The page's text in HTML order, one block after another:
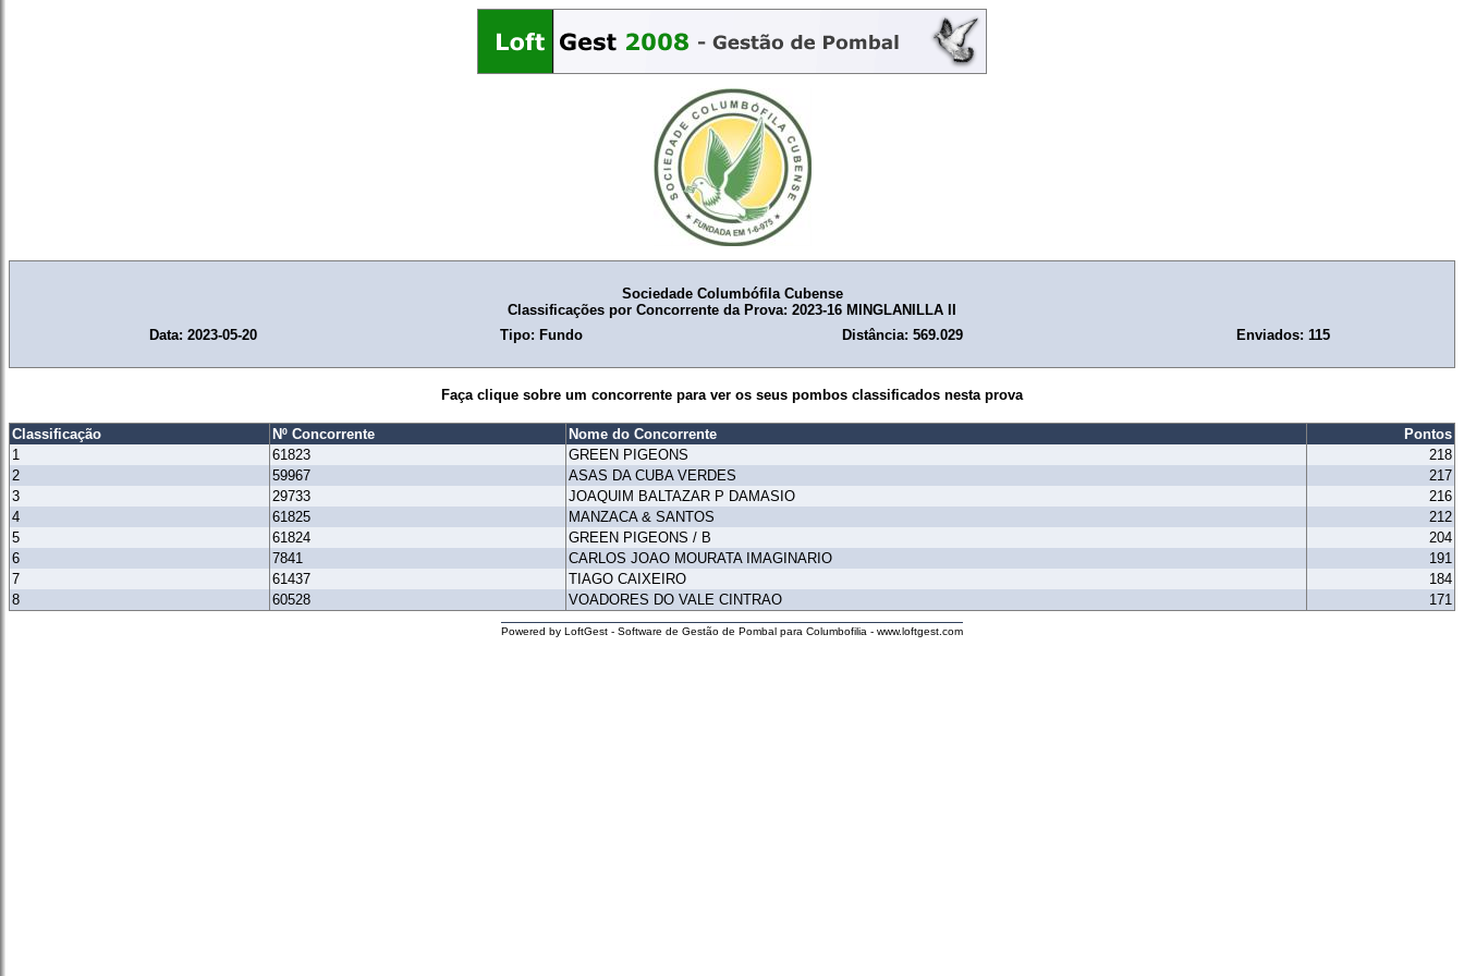
Sociedade Columbófila Cubense
Classificações por Concorrente da Prova: 2023-16 MINGLANILLA II
Data: 2023-05-20
Tipo: Fundo Distância: 569.029 Enviados: 115
Faça clique sobre um concorrente para ver os seus pombos classificados nesta prova
Classificação Nº Concorrente Nome do Concorrente
Pontos
1
61823 GREEN PIGEONS
218
2
59967 ASAS DA CUBA VERDES
217
3
29733 JOAQUIM BALTAZAR P DAMASIO
216
4
61825 MANZACA & SANTOS
212
5
61824 GREEN PIGEONS / B
204
6
7841 CARLOS JOAO MOURATA IMAGINARIO
191
7
61437 TIAGO CAIXEIRO
184
8
60528 VOADORES DO VALE CINTRAO 171
Powered by LoftGest - Software de Gestão de Pombal para Columbofilia - www.loftgest.com